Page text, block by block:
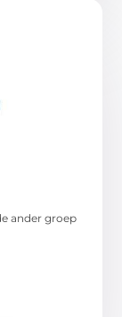
ander groep